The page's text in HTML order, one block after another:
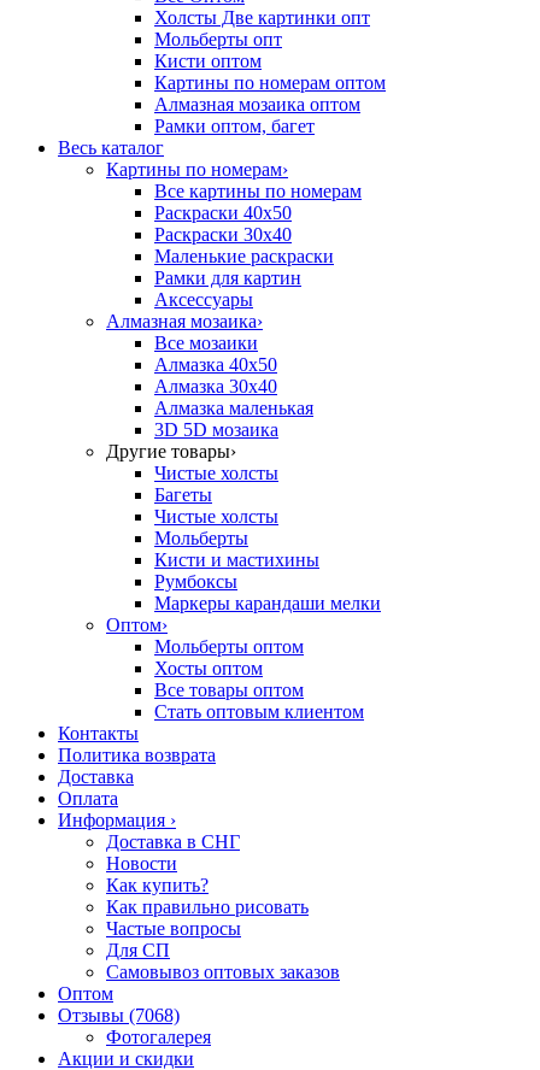
Холсты Две картинки опт
Мольберты опт
Кисти оптом
Картины по номерам оптом
Алмазная мозаика оптом
Рамки оптом, багет
Весь каталог
Картины по номерам›
Все картины по номерам
Раскраски 40х50
Раскраски 30х40
Маленькие раскраски
Рамки для картин
Аксессуары
Алмазная мозаика›
Все мозаики
Алмазка 40х50
Алмазка 30х40
Алмазка маленькая
3D 5D мозаика
Другие товары›
Чистые холсты
Багеты
Чистые холсты
Мольберты
Кисти и мастихины
Румбоксы
Маркеры карандаши мелки
Оптом›
Мольберты оптом
Хосты оптом
Все товары оптом
Стать оптовым клиентом
Контакты
Политика возврата
Доставка
Оплата
Информация ›
Доставка в СНГ
Новости
Как купить?
Как правильно рисовать
Частые вопросы
Для СП
Самовывоз оптовых заказов
Оптом
Отзывы (7068)
Фотогалерея
Акции и скидки